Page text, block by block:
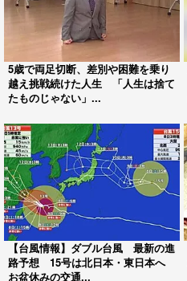
5歳で両足切断、差別や困難を乗り
越え挑戦続けた人生 「人生は捨て
たものじゃない」...
【台風情報】ダブル台風 最新の進
路予想 15号は北日本・東日本へ
お盆休みの交通...